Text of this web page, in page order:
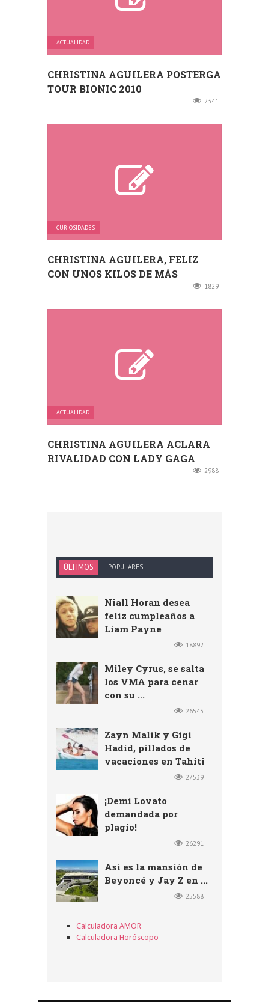
ACTUALIDAD
CHRISTINA AGUILERA POSTERGA
TOUR BIONIC 2010
2341
CURIOSIDADES
CHRISTINA AGUILERA, FELIZ
CON UNOS KILOS DE MÁS
1829
ACTUALIDAD
CHRISTINA AGUILERA ACLARA
RIVALIDAD CON LADY GAGA
2988
ÚLTIMOS POPULARES
Niall Horan desea
feliz cumpleaños a
Liam Payne
18892
Miley Cyrus, se salta
los VMA para cenar
con su ...
26543
Zayn Malik y Gigi
Hadid, pillados de
vacaciones en Tahiti
27539
¡Demi Lovato
demandada por
plagio!
26291
Así es la mansión de
Beyoncé y Jay Z en ...
25588
Calculadora AMOR
Calculadora Horóscopo